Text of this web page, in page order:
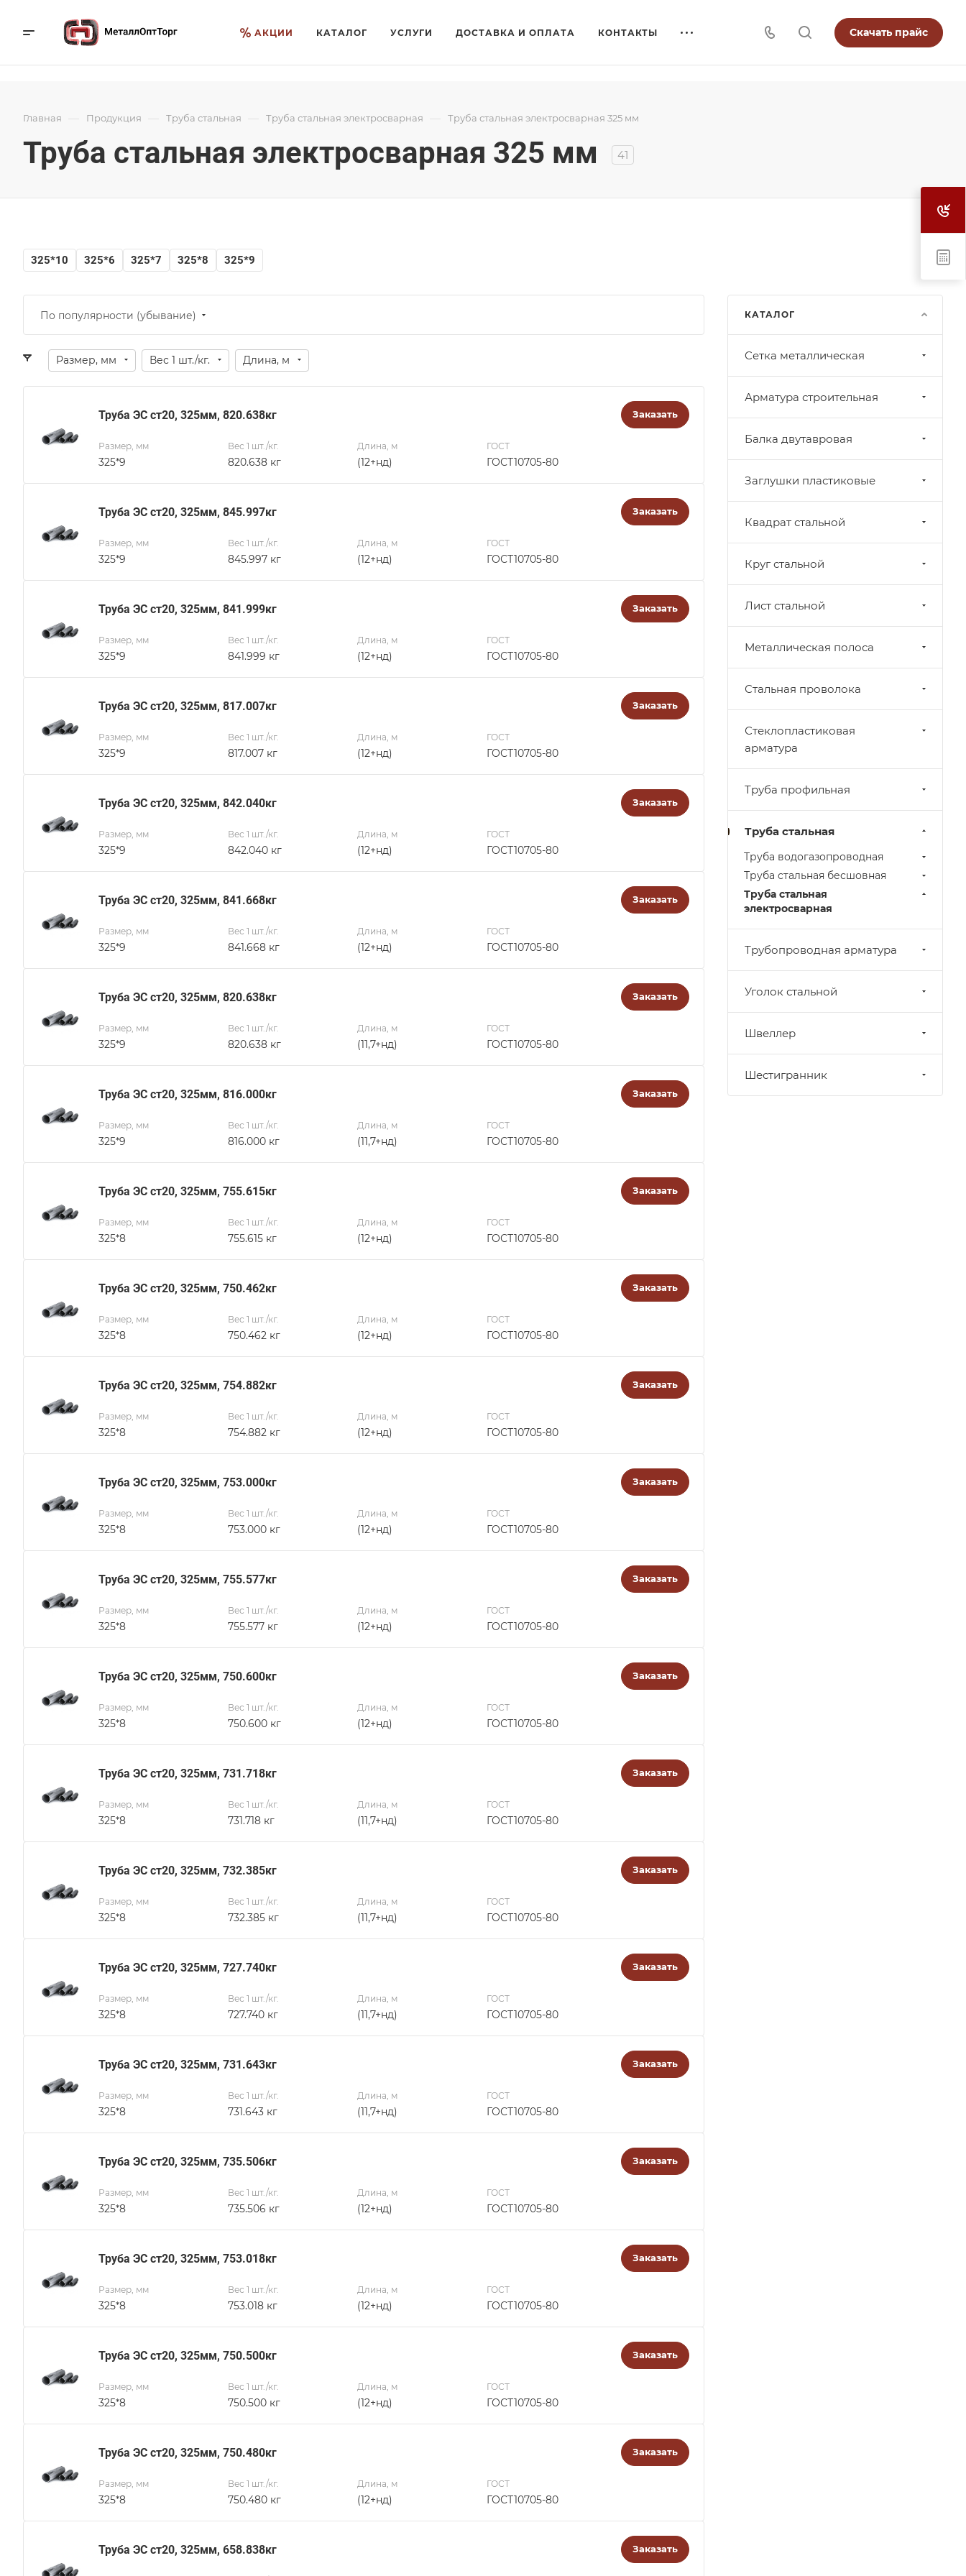
АКЦИИ КАТАЛОГ УСЛУГИ ДОСТАВКА И ОПЛАТА КОНТАКТЫ Скачать прайс
Главная — Продукция — Труба стальная — Труба стальная электросварная — Труба стальная электросварная 325 мм
Труба стальная электросварная 325 мм 41
325*10 325*6 325*7 325*8 325*9
По популярности (убывание)
Размер, мм Вес 1 шт./кг. Длина, м
Труба ЭС ст20, 325мм, 820.638кг Заказать
Размер, мм
325*9
Вес 1 шт./кг.
820.638 кг
Длина, м
(12+нд)
ГОСТ
ГОСТ10705-80
Труба ЭС ст20, 325мм, 845.997кг Заказать
Размер, мм
325*9
Вес 1 шт./кг.
845.997 кг
Длина, м
(12+нд)
ГОСТ
ГОСТ10705-80
Труба ЭС ст20, 325мм, 841.999кг Заказать
Размер, мм
325*9
Вес 1 шт./кг.
841.999 кг
Длина, м
(12+нд)
ГОСТ
ГОСТ10705-80
Труба ЭС ст20, 325мм, 817.007кг Заказать
Размер, мм
325*9
Вес 1 шт./кг.
817.007 кг
Длина, м
(12+нд)
ГОСТ
ГОСТ10705-80
Труба ЭС ст20, 325мм, 842.040кг Заказать
Размер, мм
325*9
Вес 1 шт./кг.
842.040 кг
Длина, м
(12+нд)
ГОСТ
ГОСТ10705-80
Труба ЭС ст20, 325мм, 841.668кг Заказать
Размер, мм
325*9
Вес 1 шт./кг.
841.668 кг
Длина, м
(12+нд)
ГОСТ
ГОСТ10705-80
Труба ЭС ст20, 325мм, 820.638кг Заказать
Размер, мм
325*9
Вес 1 шт./кг.
820.638 кг
Длина, м
(11,7+нд)
ГОСТ
ГОСТ10705-80
Труба ЭС ст20, 325мм, 816.000кг Заказать
Размер, мм
325*9
Вес 1 шт./кг.
816.000 кг
Длина, м
(11,7+нд)
ГОСТ
ГОСТ10705-80
Труба ЭС ст20, 325мм, 755.615кг Заказать
Размер, мм
325*8
Вес 1 шт./кг.
755.615 кг
Длина, м
(12+нд)
ГОСТ
ГОСТ10705-80
Труба ЭС ст20, 325мм, 750.462кг Заказать
Размер, мм
325*8
Вес 1 шт./кг.
750.462 кг
Длина, м
(12+нд)
ГОСТ
ГОСТ10705-80
Труба ЭС ст20, 325мм, 754.882кг Заказать
Размер, мм
325*8
Вес 1 шт./кг.
754.882 кг
Длина, м
(12+нд)
ГОСТ
ГОСТ10705-80
Труба ЭС ст20, 325мм, 753.000кг Заказать
Размер, мм
325*8
Вес 1 шт./кг.
753.000 кг
Длина, м
(12+нд)
ГОСТ
ГОСТ10705-80
Труба ЭС ст20, 325мм, 755.577кг Заказать
Размер, мм
325*8
Вес 1 шт./кг.
755.577 кг
Длина, м
(12+нд)
ГОСТ
ГОСТ10705-80
Труба ЭС ст20, 325мм, 750.600кг Заказать
Размер, мм
325*8
Вес 1 шт./кг.
750.600 кг
Длина, м
(12+нд)
ГОСТ
ГОСТ10705-80
Труба ЭС ст20, 325мм, 731.718кг Заказать
Размер, мм
325*8
Вес 1 шт./кг.
731.718 кг
Длина, м
(11,7+нд)
ГОСТ
ГОСТ10705-80
Труба ЭС ст20, 325мм, 732.385кг Заказать
Размер, мм
325*8
Вес 1 шт./кг.
732.385 кг
Длина, м
(11,7+нд)
ГОСТ
ГОСТ10705-80
Труба ЭС ст20, 325мм, 727.740кг Заказать
Размер, мм
325*8
Вес 1 шт./кг.
727.740 кг
Длина, м
(11,7+нд)
ГОСТ
ГОСТ10705-80
Труба ЭС ст20, 325мм, 731.643кг Заказать
Размер, мм
325*8
Вес 1 шт./кг.
731.643 кг
Длина, м
(11,7+нд)
ГОСТ
ГОСТ10705-80
Труба ЭС ст20, 325мм, 735.506кг Заказать
Размер, мм
325*8
Вес 1 шт./кг.
735.506 кг
Длина, м
(12+нд)
ГОСТ
ГОСТ10705-80
Труба ЭС ст20, 325мм, 753.018кг Заказать
Размер, мм
325*8
Вес 1 шт./кг.
753.018 кг
Длина, м
(12+нд)
ГОСТ
ГОСТ10705-80
Труба ЭС ст20, 325мм, 750.500кг Заказать
Размер, мм
325*8
Вес 1 шт./кг.
750.500 кг
Длина, м
(12+нд)
ГОСТ
ГОСТ10705-80
Труба ЭС ст20, 325мм, 750.480кг Заказать
Размер, мм
325*8
Вес 1 шт./кг.
750.480 кг
Длина, м
(12+нд)
ГОСТ
ГОСТ10705-80
Труба ЭС ст20, 325мм, 658.838кг Заказать
КАТАЛОГ
Cетка металлическая
Арматура строительная
Балка двутавровая
Заглушки пластиковые
Квадрат стальной
Круг стальной
Лист стальной
Металлическая полоса
Стальная проволока
Стеклопластиковая
арматура
Труба профильная
Труба стальная
Труба водогазопроводная
Труба стальная бесшовная
Труба стальная
электросварная
Трубопроводная арматура
Уголок стальной
Швеллер
Шестигранник